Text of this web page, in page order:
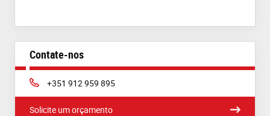
Contate-nos
Phone:
+351 912 959 895
Solicite um orçamento